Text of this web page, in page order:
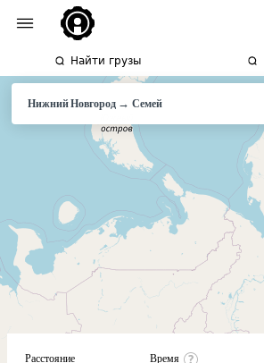
Найти грузы
Нижний Новгород→Семей
Расстояние Время